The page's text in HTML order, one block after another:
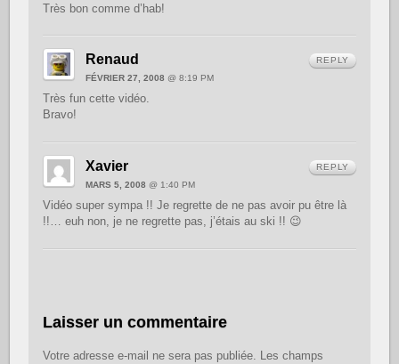
Très bon comme d’hab!
Renaud
FÉVRIER 27, 2008 @ 8:19 PM
Très fun cette vidéo.
Bravo!
REPLY
Xavier
MARS 5, 2008 @ 1:40 PM
Vidéo super sympa !! Je regrette de ne pas avoir pu être là
!!… euh non, je ne regrette pas, j’étais au ski !! 😉
REPLY
Laisser un commentaire
Votre adresse e-mail ne sera pas publiée. Les champs